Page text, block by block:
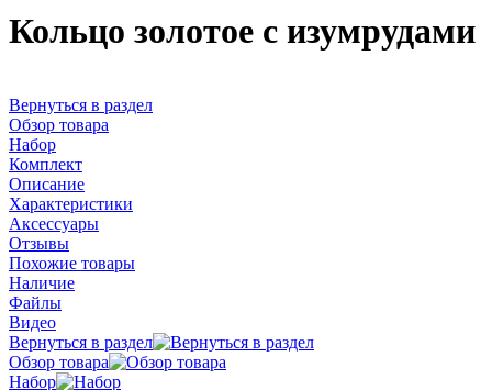
Кольцо золотое с изумрудами
Вернуться в раздел
Обзор товара
Набор
Комплект
Описание
Характеристики
Аксессуары
Отзывы
Похожие товары
Наличие
Файлы
Видео
Вернуться в раздел
Обзор товара
Набор